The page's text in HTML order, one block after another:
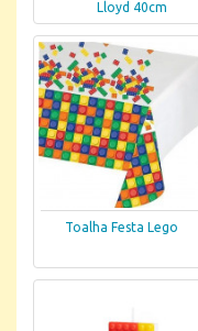
Lloyd 40cm
Toalha Festa Lego